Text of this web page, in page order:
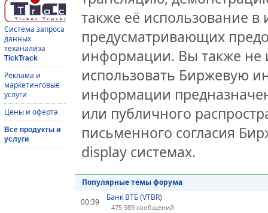
Система запроса
данных
теханализа
TickTrack
Реклама и
маркетинговые
услуги
Цены и оферта
Все продукты и
услуги
также её использование
предусматривающих
информации. Вы также не
использовать Биржевую
информации
или публичного
письменного согласия
display системах.
Популярные темы форума
00:39
Банк ВТБ (VTBR)
475 989 сообщений